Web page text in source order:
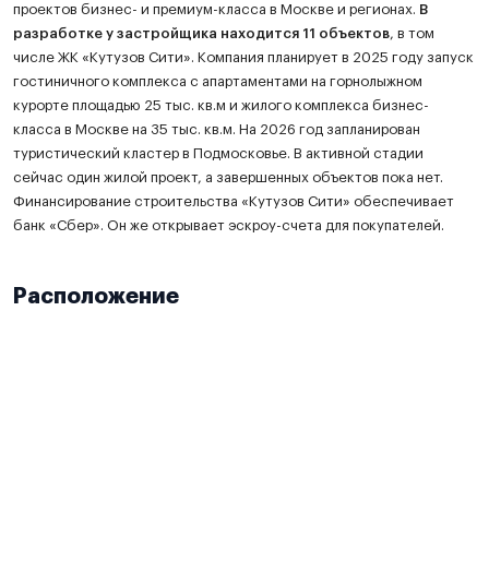
проектов бизнес- и премиум-класса в Москве и регионах. В
разработке у застройщика находится 11 объектов , в том
числе ЖК «Кутузов Сити». Компания планирует в 2025 году запуск
гостиничного комплекса с апартаментами на горнолыжном
курорте площадью 25 тыс. кв.м и жилого комплекса бизнес-
класса в Москве на 35 тыс. кв.м. На 2026 год запланирован
туристический кластер в Подмосковье. В активной стадии
сейчас один жилой проект, а завершенных объектов пока нет.
Финансирование строительства «Кутузов Сити» обеспечивает
банк «Сбер». Он же открывает эскроу-счета для покупателей.
Расположение